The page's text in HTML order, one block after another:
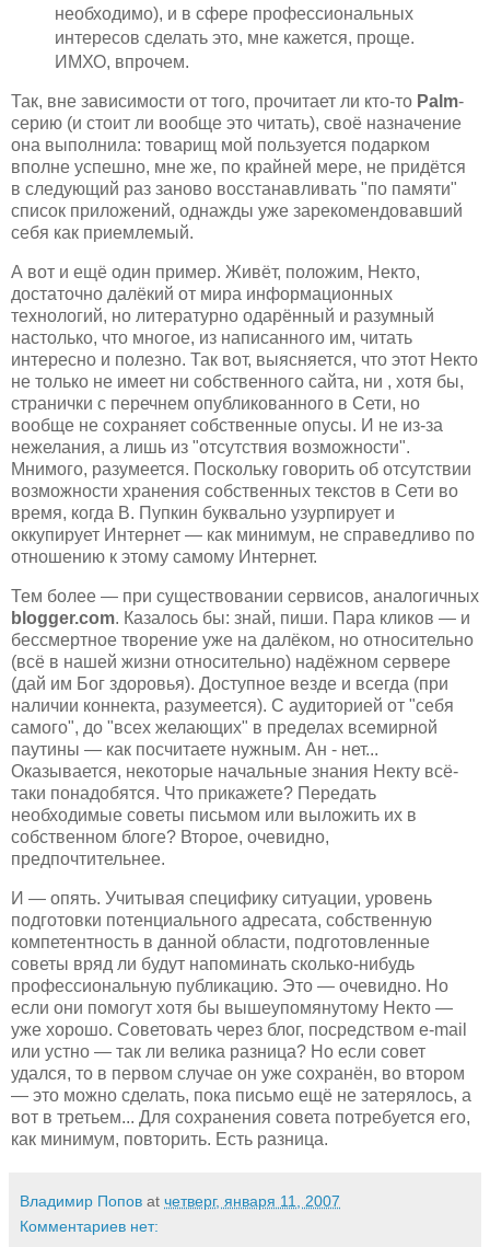
необходимо), и в сфере профессиональных
интересов сделать это, мне кажется, проще.
ИМХО, впрочем.
Так, вне зависимости от того, прочитает ли кто-то Palm-
серию (и стоит ли вообще это читать), своё назначение
она выполнила: товарищ мой пользуется подарком
вполне успешно, мне же, по крайней мере, не придётся
в следующий раз заново восстанавливать "по памяти"
список приложений, однажды уже зарекомендовавший
себя как приемлемый.
А вот и ещё один пример. Живёт, положим, Некто,
достаточно далёкий от мира информационных
технологий, но литературно одарённый и разумный
настолько, что многое, из написанного им, читать
интересно и полезно. Так вот, выясняется, что этот Некто
не только не имеет ни собственного сайта, ни , хотя бы,
странички с перечнем опубликованного в Сети, но
вообще не сохраняет собственные опусы. И не из-за
нежелания, а лишь из "отсутствия возможности".
Мнимого, разумеется. Поскольку говорить об отсутствии
возможности хранения собственных текстов в Сети во
время, когда В. Пупкин буквально узурпирует и
оккупирует Интернет — как минимум, не справедливо по
отношению к этому самому Интернет.
Тем более — при существовании сервисов, аналогичных
blogger.com. Казалось бы: знай, пиши. Пара кликов — и
бессмертное творение уже на далёком, но относительно
(всё в нашей жизни относительно) надёжном сервере
(дай им Бог здоровья). Доступное везде и всегда (при
наличии коннекта, разумеется). С аудиторией от "себя
самого", до "всех желающих" в пределах всемирной
паутины — как посчитаете нужным. Ан - нет...
Оказывается, некоторые начальные знания Некту всё-
таки понадобятся. Что прикажете? Передать
необходимые советы письмом или выложить их в
собственном блоге? Второе, очевидно,
предпочтительнее.
И — опять. Учитывая специфику ситуации, уровень
подготовки потенциального адресата, собственную
компетентность в данной области, подготовленные
советы вряд ли будут напоминать сколько-нибудь
профессиональную публикацию. Это — очевидно. Но
если они помогут хотя бы вышеупомянутому Некто —
уже хорошо. Советовать через блог, посредством e-mail
или устно — так ли велика разница? Но если совет
удался, то в первом случае он уже сохранён, во втором
— это можно сделать, пока письмо ещё не затерялось, а
вот в третьем... Для сохранения совета потребуется его,
как минимум, повторить. Есть разница.
Владимир Попов at четверг, января 11, 2007
Комментариев нет: